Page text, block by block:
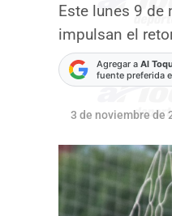
Este lunes 9 de
impulsan el
Agregar a Al
fuente preferida
3 de noviembre de